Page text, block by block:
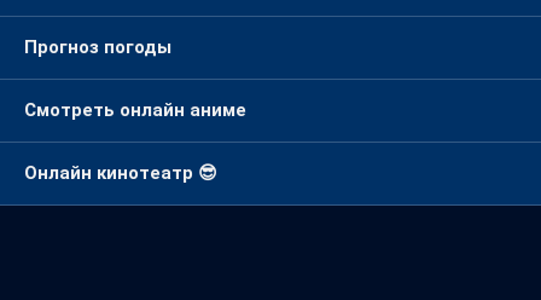
Прогноз погоды
Смотреть онлайн аниме
Онлайн кинотеатр 😎